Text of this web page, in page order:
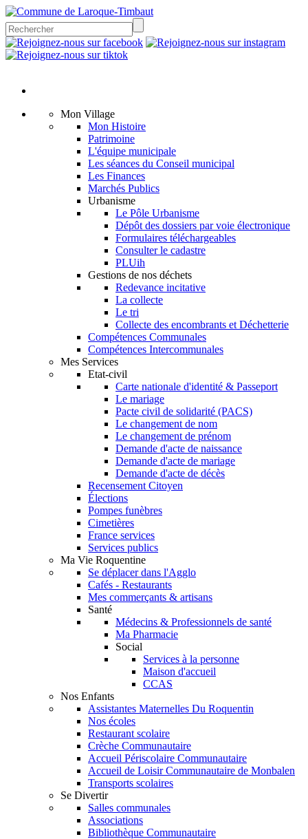
Mon Village
Mon Histoire
Patrimoine
L'équipe municipale
Les séances du Conseil municipal
Les Finances
Marchés Publics
Urbanisme
Le Pôle Urbanisme
Dépôt des dossiers par voie électronique
Formulaires téléchargeables
Consulter le cadastre
PLUih
Gestions de nos déchets
Redevance incitative
La collecte
Le tri
Collecte des encombrants et Déchetterie
Compétences Communales
Compétences Intercommunales
Mes Services
Etat-civil
Carte nationale d'identité & Passeport
Le mariage
Pacte civil de solidarité (PACS)
Le changement de nom
Le changement de prénom
Demande d'acte de naissance
Demande d'acte de mariage
Demande d'acte de décès
Recensement Citoyen
Élections
Pompes funèbres
Cimetières
France services
Services publics
Ma Vie Roquentine
Se déplacer dans l'Agglo
Cafés - Restaurants
Mes commerçants & artisans
Santé
Médecins & Professionnels de santé
Ma Pharmacie
Social
Services à la personne
Maison d'accueil
CCAS
Nos Enfants
Assistantes Maternelles Du Roquentin
Nos écoles
Restaurant scolaire
Crèche Communautaire
Accueil Périscolaire Communautaire
Accueil de Loisir Communautaire de Monbalen
Transports scolaires
Se Divertir
Salles communales
Associations
Bibliothèque Communautaire